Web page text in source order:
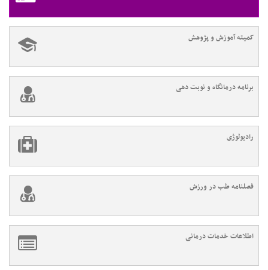
کمیته آموزش و پژوهش
برنامه درمانگاه و نوبت دهی
رادیولوژی
فصلنامه طب در ورزش
اطلاعات خدمات درمانی